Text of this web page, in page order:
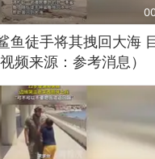
鱼徒手将其拽回大海
频来源：参考消息）